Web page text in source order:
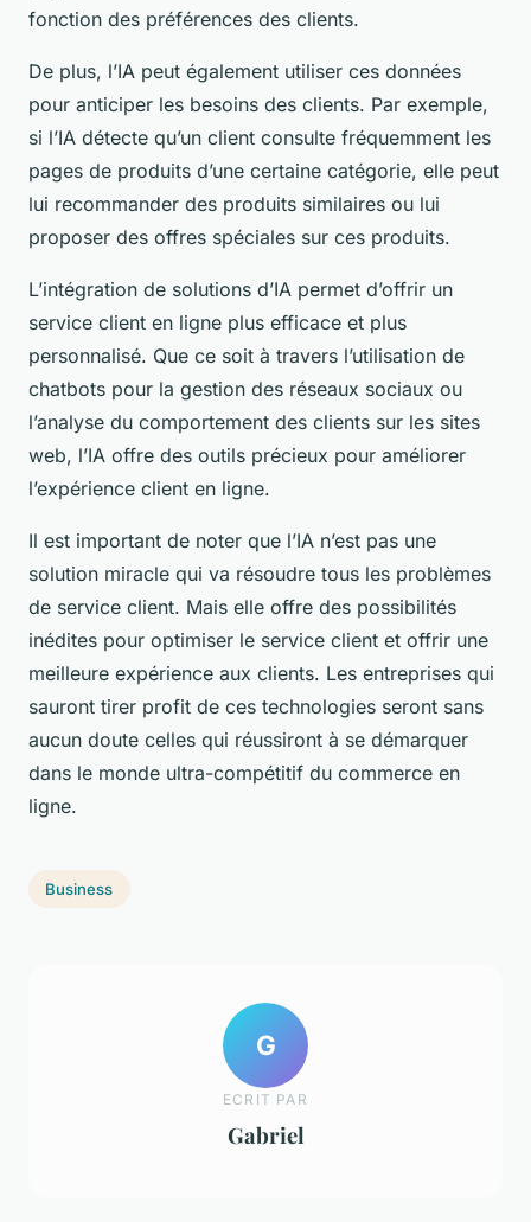
fonction des préférences des clients.
De plus, l’IA peut également utiliser ces données
pour anticiper les besoins des clients. Par exemple,
si l’IA détecte qu’un client consulte fréquemment les
pages de produits d’une certaine catégorie, elle peut
lui recommander des produits similaires ou lui
proposer des offres spéciales sur ces produits.
L’intégration de solutions d’IA permet d’offrir un
service client en ligne plus efficace et plus
personnalisé. Que ce soit à travers l’utilisation de
chatbots pour la gestion des réseaux sociaux ou
l’analyse du comportement des clients sur les sites
web, l’IA offre des outils précieux pour améliorer
l’expérience client en ligne.
Il est important de noter que l’IA n’est pas une
solution miracle qui va résoudre tous les problèmes
de service client. Mais elle offre des possibilités
inédites pour optimiser le service client et offrir une
meilleure expérience aux clients. Les entreprises qui
sauront tirer profit de ces technologies seront sans
aucun doute celles qui réussiront à se démarquer
dans le monde ultra-compétitif du commerce en
ligne.
Business
G
ECRIT PAR
Gabriel